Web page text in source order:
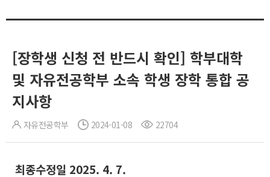
[장학생 신청 전 반드시 확인] 학부대학
및 자유전공학부 소속 학생 장학 통합 공
지사항
자유전공학부 2024-01-08 22704
최종수정일 2025. 4. 7.